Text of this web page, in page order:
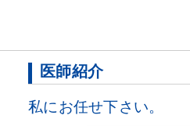
医師紹介
私にお任せ下さい。